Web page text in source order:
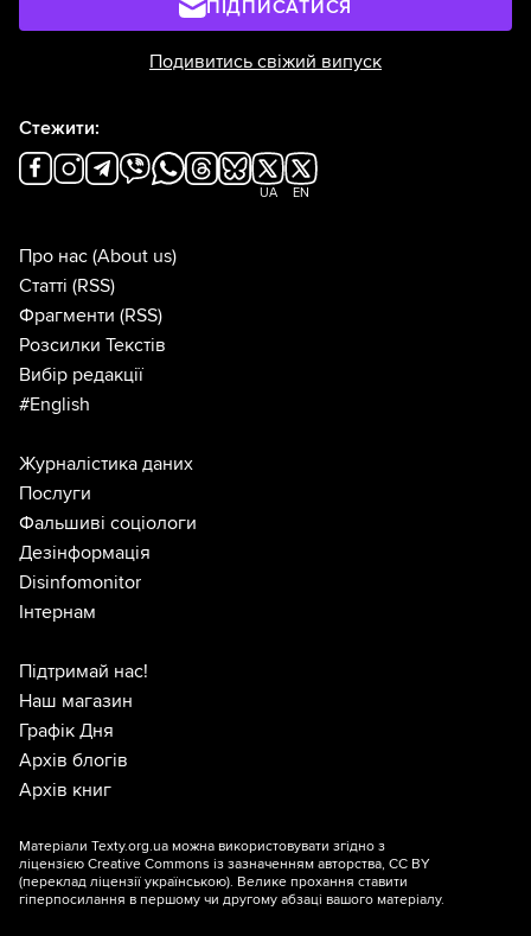
ПІДПИСАТИСЯ
Подивитись свіжий випуск
Стежити:
UA EN
Про нас (About us)
Статті (RSS)
Фрагменти (RSS)
Розсилки Текстів
Вибір редакції
#English
Журналістика даних
Послуги
Фальшиві соціологи
Дезінформація
Disinfomonitor
Інтернам
Підтримай нас!
Наш магазин
Графік Дня
Архів блогів
Архів книг
Матеріали Texty.org.ua можна використовувати згідно з
ліцензією Creative Commons із зазначенням авторства, CC BY
(переклад ліцензії українською). Велике прохання ставити
гіперпосилання в першому чи другому абзаці вашого матеріалу.